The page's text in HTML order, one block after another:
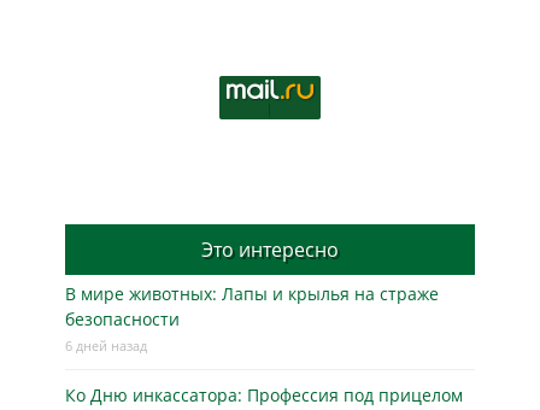
Это интересно
В мире животных: Лапы и крылья на страже
безопасности
6 дней назад
Ко Дню инкассатора: Профессия под прицелом